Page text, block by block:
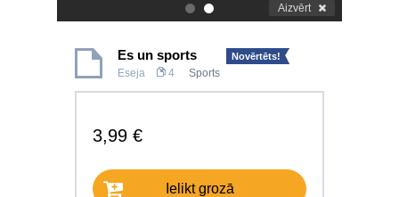
. Aizvērt
Es un sports Novērtēts!
Eseja 4 Sports
3,99 €
Ielikt grozā